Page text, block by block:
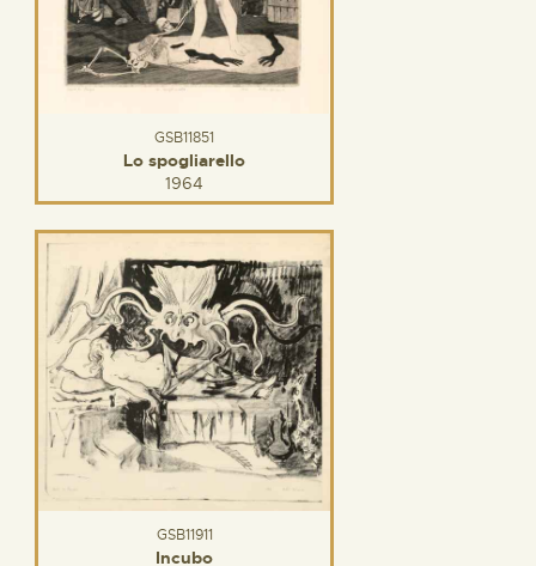
GSB11851
Lo spogliarello
1964
GSB11911
Incubo